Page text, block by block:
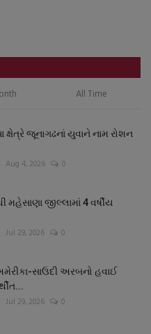
All Time
ક્ષેત્રે જૂનાગઢનાં યુવાને નામ રોશન
Aug 4, 2026 0
મહેસાણા જીલ્લામાં 4 વર્ષીય
Jul 29, 2026 0
સાઉદી અરબનો હવાઈ
Jul 29, 2026 0